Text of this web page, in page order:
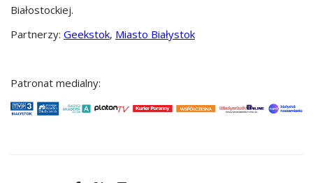
Białostockiej.
Partnerzy: Geekstok, Miasto Białystok
Patronat medialny: